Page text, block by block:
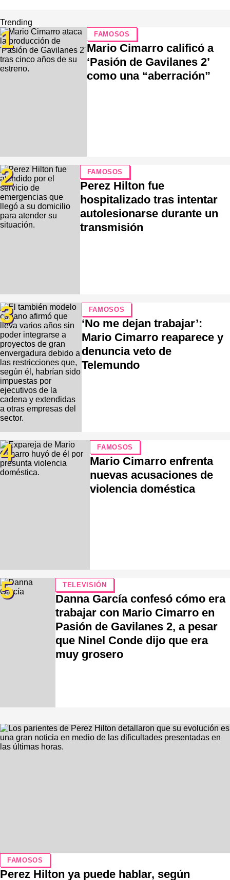
Trending
1 FAMOSOS
Mario Cimarro calificó a
‘Pasión de Gavilanes 2’
como una “aberración”
2 FAMOSOS
Perez Hilton fue
hospitalizado tras intentar
autolesionarse durante un
transmisión
3 FAMOSOS
‘No me dejan trabajar’:
Mario Cimarro reaparece y
denuncia veto de
Telemundo
4 FAMOSOS
Mario Cimarro enfrenta
nuevas acusaciones de
violencia doméstica
5 TELEVISIÓN
Danna García confesó cómo era
trabajar con Mario Cimarro en
Pasión de Gavilanes 2, a pesar
que Ninel Conde dijo que era
muy grosero
FAMOSOS
Perez Hilton ya puede hablar, según